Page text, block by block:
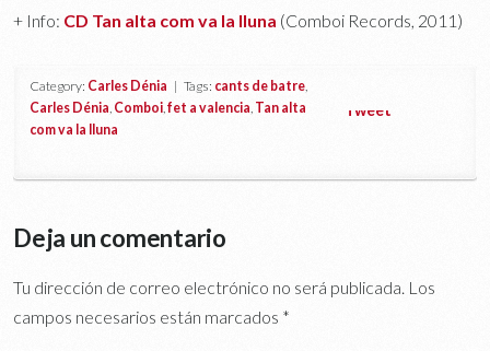
+ Info: CD Tan alta com va la lluna (Comboi Records, 2011)
Category: Carles Dénia | Tags: cants de batre
Carles Dénia Comboi ,fet a valencia Tan alta
com va la lluna
Tweet
Deja un comentario
Tu dirección de correo electrónico no será publicada. Los
campos necesarios están marcados *